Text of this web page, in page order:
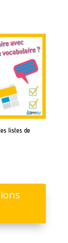
listes de